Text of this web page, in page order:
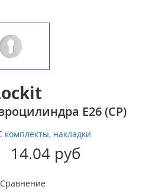
E26 (CP)
комплекты, накладки
14.04 руб
Сравнение